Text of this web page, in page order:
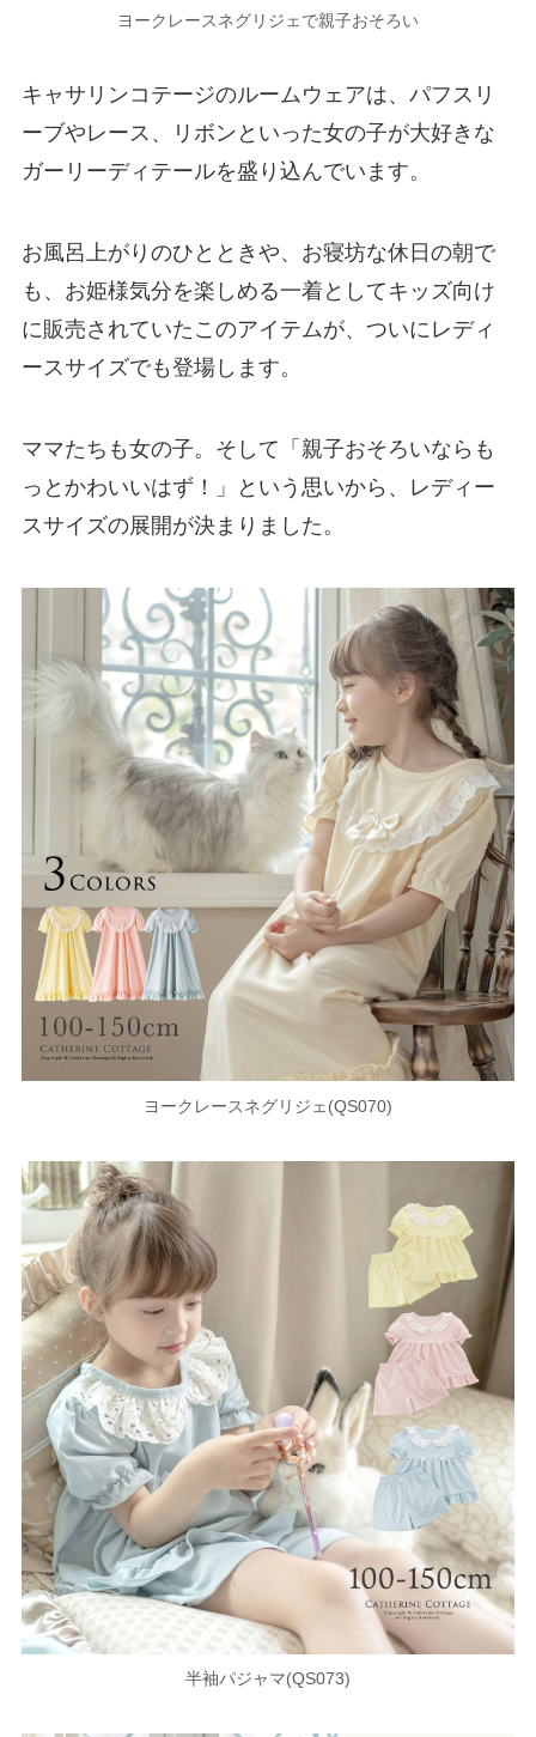
ヨークレースネグリジェで親子おそろい
キャサリンコテージのルームウェアは、パフスリ
ーブやレース、リボンといった女の子が大好きな
ガーリーディテールを盛り込んでいます。
お風呂上がりのひとときや、お寝坊な休日の朝で
も、お姫様気分を楽しめる一着としてキッズ向け
に販売されていたこのアイテムが、ついにレディ
ースサイズでも登場します。
ママたちも女の子。そして「親子おそろいならも
っとかわいいはず！」という思いから、レディー
スサイズの展開が決まりました。
ヨークレースネグリジェ(QS070)
半袖パジャマ(QS073)